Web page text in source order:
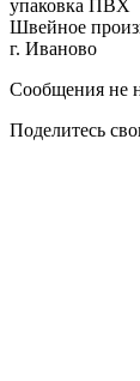
упаковка ПВХ
Швейное
г. Иваново
Сообщения не
Поделитесь